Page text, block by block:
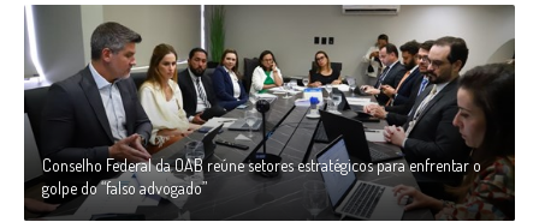
Conselho Federal da OAB reúne setores estratégicos para enfrentar o
golpe do “falso advogado”